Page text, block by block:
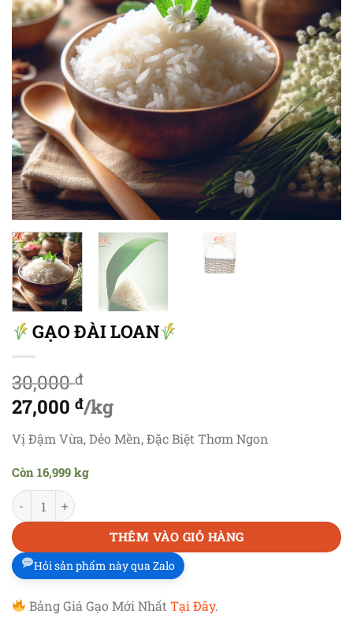
GẠO ĐÀI LOAN
30,000đ
Giá
gốc
30,000 đ.
27,000 đ/kg
Giá
tại
là:
27,000 đ.
Vị Đậm Vừa, Dẻo Mền, Đặc Biệt Thơm Ngon
Còn 16,999 kg
GẠO ĐÀI LOAN
THÊM VÀO GIỎ HÀNG
Hỏi sản phẩm này qua Zalo
Bảng Giá Gạo Mới NhấtTại Đây.